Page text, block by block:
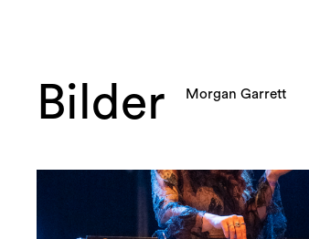
Bilder Morgan Garrett